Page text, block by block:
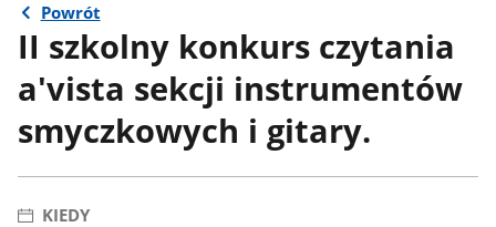
Powrót
II szkolny konkurs czytania
a'vista sekcji instrumentów
smyczkowych i gitary.
KIEDY